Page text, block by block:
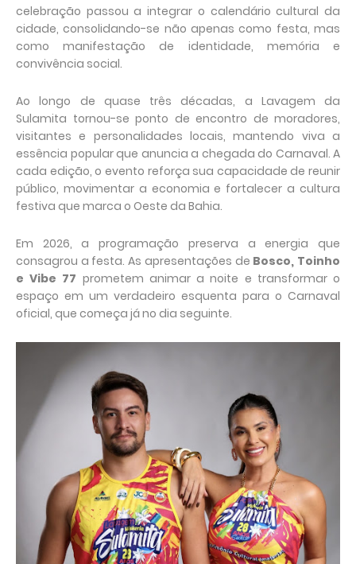
celebração passou a integrar o calendário cultural da
cidade, consolidando-se não apenas como festa, mas
como manifestação de identidade, memória e
convivência social.
Ao longo de quase três décadas, a Lavagem da
Sulamita tornou-se ponto de encontro de moradores,
visitantes e personalidades locais, mantendo viva a
essência popular que anuncia a chegada do Carnaval. A
cada edição, o evento reforça sua capacidade de reunir
público, movimentar a economia e fortalecer a cultura
festiva que marca o Oeste da Bahia.
Em 2026, a programação preserva a energia que
consagrou a festa. As apresentações de Bosco, Toinho
e Vibe 77 prometem animar a noite e transformar o
espaço em um verdadeiro esquenta para o Carnaval
oficial, que começa já no dia seguinte.